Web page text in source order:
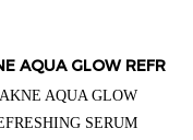
CUSHION
AQUA GLOW
AQUA GLOW
SERUM